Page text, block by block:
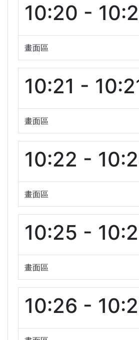
10:20 -
畫面區
10:21 -
畫面區
10:22 -
畫面區
10:25 -
畫面區
10:26 -